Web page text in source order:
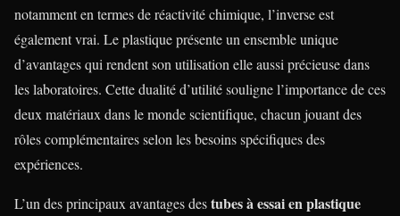
notamment en termes de réactivité chimique, l’inverse est
également vrai. Le plastique présente un ensemble unique
d’avantages qui rendent son utilisation elle aussi précieuse dans
les laboratoires. Cette dualité d’utilité souligne l’importance de ces
deux matériaux dans le monde scientifique, chacun jouant des
rôles complémentaires selon les besoins spécifiques des
expériences.
L’un des principaux avantages destubes à essai en plastique